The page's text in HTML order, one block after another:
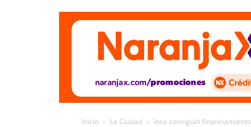
Inicio La Ciudad Iosa consiguió